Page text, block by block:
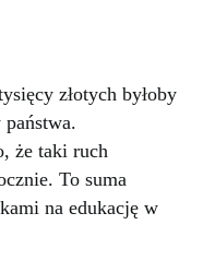
złotych byłoby
że taki ruch
To suma
na edukację w